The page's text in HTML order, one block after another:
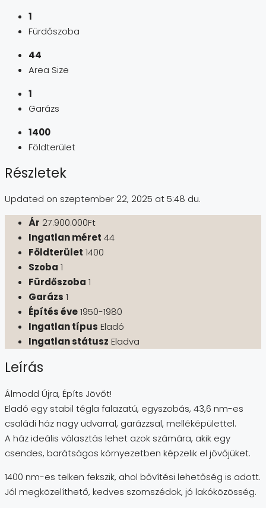
1
Fürdőszoba
44
Area Size
1
Garázs
1400
Földterület
Részletek
Updated on szeptember 22, 2025 at 5:48 du.
Ár 27.900.000Ft
Ingatlan méret 44
Földterület 1400
Szoba 1
Fürdőszoba 1
Garázs 1
Építés éve1950-1980
Ingatlan típus Eladó
Ingatlan státusz Eladva
Leírás
Álmodd Újra, Építs Jövőt!
Eladó egy stabil tégla falazatú, egyszobás, 43,6 nm-es
családi ház nagy udvarral, garázzsal, melléképülettel.
A ház ideális választás lehet azok számára, akik egy
csendes, barátságos környezetben képzelik el jövőjüket.
1400 nm-es telken fekszik, ahol bővítési lehetőség is adott.
Jól megközelíthető, kedves szomszédok, jó lakóközösség.